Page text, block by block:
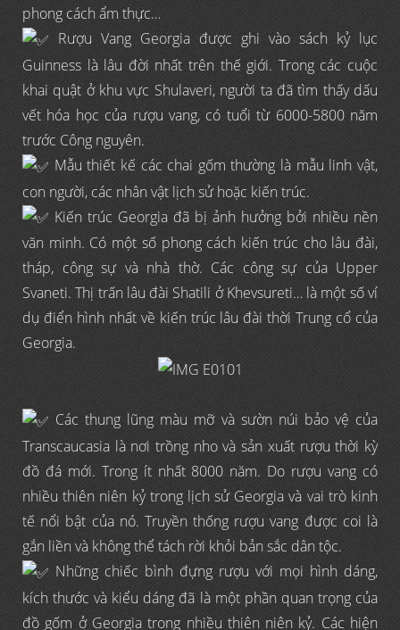
phong cách ẩm thực…
Rượu Vang Georgia được ghi vào sách kỷ lục
Guinness là lâu đời nhất trên thế giới. Trong các cuộc
khai quật ở khu vực Shulaveri, người ta đã tìm thấy dấu
vết hóa học của rượu vang, có tuổi từ 6000-5800 năm
trước Công nguyên.
Mẫu thiết kế các chai gốm thường là mẫu linh vật,
con người, các nhân vật lịch sử hoặc kiến trúc.
Kiến trúc Georgia đã bị ảnh hưởng bởi nhiều nền
văn minh. Có một số phong cách kiến trúc cho lâu đài,
tháp, công sự và nhà thờ. Các công sự của Upper
Svaneti. Thị trấn lâu đài Shatili ở Khevsureti… là một số ví
dụ điển hình nhất về kiến trúc lâu đài thời Trung cổ của
Georgia.
Các thung lũng màu mỡ và sườn núi bảo vệ của
Transcaucasia là nơi trồng nho và sản xuất rượu thời kỳ
đồ đá mới. Trong ít nhất 8000 năm. Do rượu vang có
nhiều thiên niên kỷ trong lịch sử Georgia và vai trò kinh
tế nổi bật của nó. Truyền thống rượu vang được coi là
gắn liền và không thể tách rời khỏi bản sắc dân tộc.
Những chiếc bình đựng rượu với mọi hình dáng,
kích thước và kiểu dáng đã là một phần quan trọng của
đồ gốm ở Georgia trong nhiều thiên niên kỷ. Các hiện